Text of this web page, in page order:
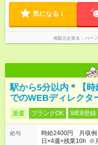
気になる！
掲載元企業名 パー
駅から5分以内＊【
でのWEBディレクタ
派遣 ブランクOK WEB登録
給与
時給2400円 月収例
日×4週+残業10h ※